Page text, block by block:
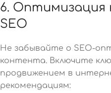
6. Оптимизация
SEO
Не забывайте о SEO-
контента. Включите
продвижением в
рекомендациям: